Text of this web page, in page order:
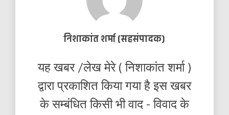
निशाकांत शर्मा (सहसंपादक)
यह खबर /लेख मेरे ( निशाकांत शर्मा )
द्वारा प्रकाशित किया गया है इस खबर
के सम्बंधित किसी भी वाद - विवाद के